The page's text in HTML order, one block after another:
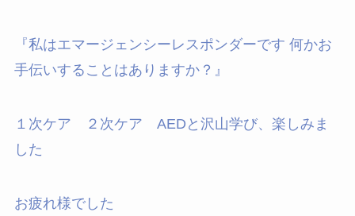
『私はエマージェンシーレスポンダーです 何かお
手伝いすることはありますか？』
１次ケア ２次ケア AEDと沢山学び、楽しみま
した
お疲れ様でした